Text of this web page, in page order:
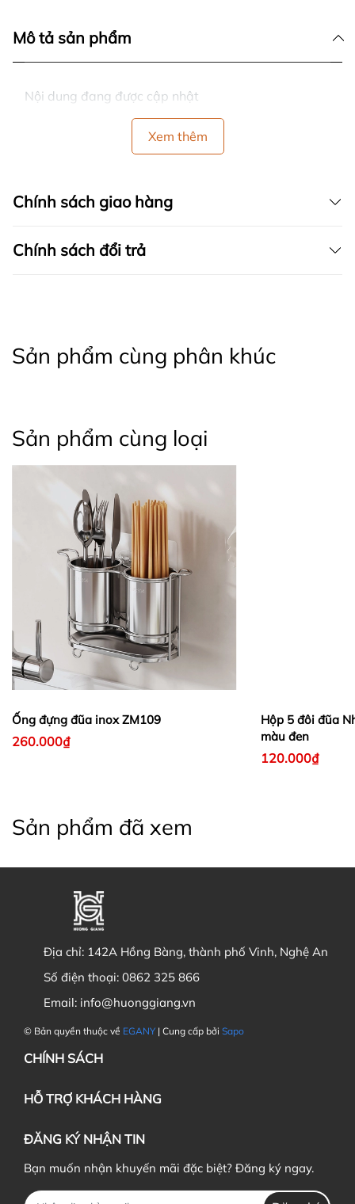
Mô tả sản phẩm
Nội dung đang được cập nhật
Xem thêm
Chính sách giao hàng
Chính sách đổi trả
Sản phẩm cùng phân khúc
Sản phẩm cùng loại
Ống đựng đũa inox ZM109
260.000₫
Hộp 5 đôi đũa
màu đen
120.000₫
Sản phẩm đã xem
Địa chỉ: 142A Hồng Bàng, thành phố Vinh, Nghệ An
Số điện thoại: 0862 325 866
Email: info@huonggiang.vn
© Bản quyền thuộc về EGANY | Cung cấp bởi Sapo
CHÍNH SÁCH
HỖ TRỢ KHÁCH HÀNG
ĐĂNG KÝ NHẬN TIN
Bạn muốn nhận khuyến mãi đặc biệt? Đăng ký ngay.